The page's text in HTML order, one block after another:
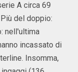
A circa 69
del doppio:
nell'ultima
incassato di
Insomma,